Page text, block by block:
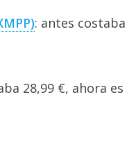
: antes costaba
28,99 €, ahora es